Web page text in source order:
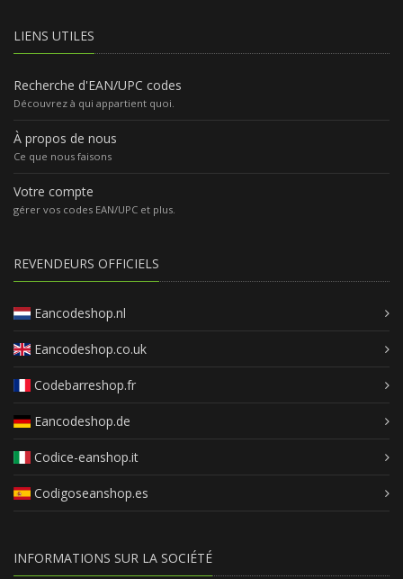
LIENS UTILES
Recherche d'EAN/UPC codes
Découvrez à qui appartient quoi.
À propos de nous
Ce que nous faisons
Votre compte
gérer vos codes EAN/UPC et plus.
REVENDEURS OFFICIELS
Eancodeshop.nl
Eancodeshop.co.uk
Codebarreshop.fr
Eancodeshop.de
Codice-eanshop.it
Codigoseanshop.es
INFORMATIONS SUR LA SOCIÉTÉ